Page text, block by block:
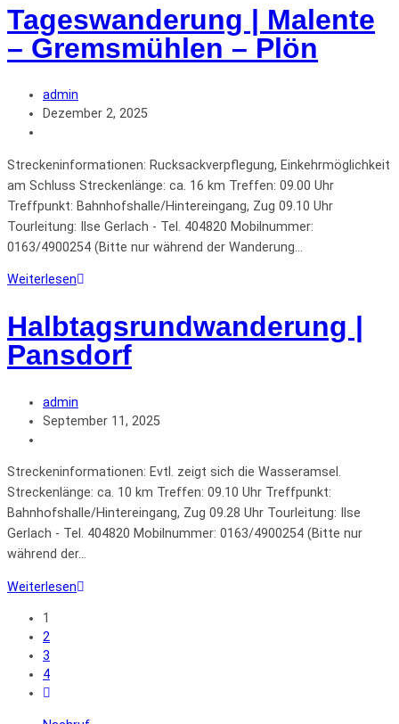
Tageswanderung | Malente
– Gremsmühlen – Plön
admin
Dezember 2, 2025
Streckeninformationen: Rucksackverpflegung, Einkehrmöglichkeit
am Schluss Streckenlänge: ca. 16 km Treffen: 09.00 Uhr
Treffpunkt: Bahnhofshalle/Hintereingang, Zug 09.10 Uhr
Tourleitung: Ilse Gerlach - Tel. 404820 Mobilnummer:
0163/4900254 (Bitte nur während der Wanderung…
Weiterlesen
Halbtagsrundwanderung |
Pansdorf
admin
September 11, 2025
Streckeninformationen: Evtl. zeigt sich die Wasseramsel.
Streckenlänge: ca. 10 km Treffen: 09.10 Uhr Treffpunkt:
Bahnhofshalle/Hintereingang, Zug 09.28 Uhr Tourleitung: Ilse
Gerlach - Tel. 404820 Mobilnummer: 0163/4900254 (Bitte nur
während der…
Weiterlesen
1
2
3
4